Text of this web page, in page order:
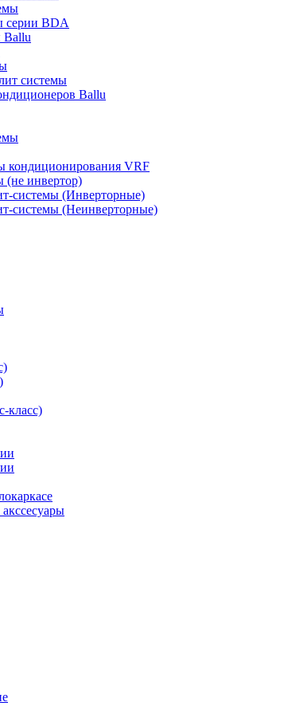
серии BDA
Ballu
системы
Ballu
кондиционирования VRF
(не инвертор)
системы (Инверторные)
системы (Неинверторные)
класс)